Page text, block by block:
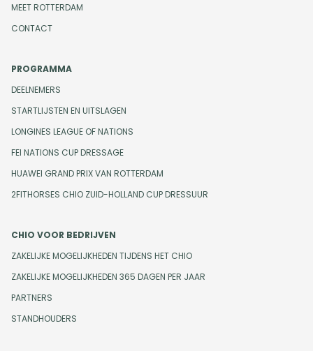
MEET ROTTERDAM
CONTACT
PROGRAMMA
DEELNEMERS
STARTLIJSTEN EN UITSLAGEN
LONGINES LEAGUE OF NATIONS
FEI NATIONS CUP DRESSAGE
HUAWEI GRAND PRIX VAN ROTTERDAM
2FITHORSES CHIO ZUID-HOLLAND CUP DRESSUUR
CHIO VOOR BEDRIJVEN
ZAKELIJKE MOGELIJKHEDEN TIJDENS HET CHIO
ZAKELIJKE MOGELIJKHEDEN 365 DAGEN PER JAAR
PARTNERS
STANDHOUDERS